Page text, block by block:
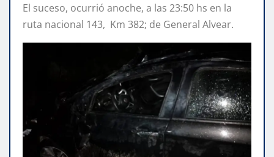
El suceso, ocurrió anoche, a las 23:50 hs en la
ruta nacional 143, Km 382; de General Alvear.